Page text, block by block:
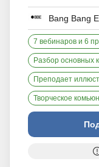
Bang Bang
7 вебинаров и 6
Разбор основных
Преподает
Творческое